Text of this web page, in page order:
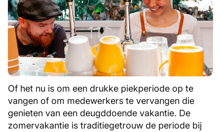
Of het nu is om een drukke piekperiode op te
vangen of om medewerkers te vervangen die
genieten van een deugddoende vakantie. De
zomervakantie is traditiegetrouw de periode bij